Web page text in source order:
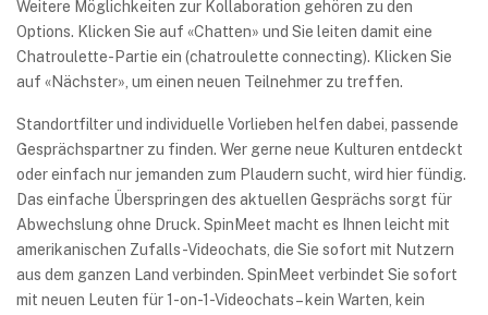
Weitere Möglichkeiten zur Kollaboration gehören zu den
Options. Klicken Sie auf «Chatten» und Sie leiten damit eine
Chatroulette-Partie ein (chatroulette connecting). Klicken Sie
auf «Nächster», um einen neuen Teilnehmer zu treffen.
Standortfilter und individuelle Vorlieben helfen dabei, passende
Gesprächspartner zu finden. Wer gerne neue Kulturen entdeckt
oder einfach nur jemanden zum Plaudern sucht, wird hier fündig.
Das einfache Überspringen des aktuellen Gesprächs sorgt für
Abwechslung ohne Druck. SpinMeet macht es Ihnen leicht mit
amerikanischen Zufalls-Videochats, die Sie sofort mit Nutzern
aus dem ganzen Land verbinden. SpinMeet verbindet Sie sofort
mit neuen Leuten für 1-on-1-Videochats – kein Warten, kein